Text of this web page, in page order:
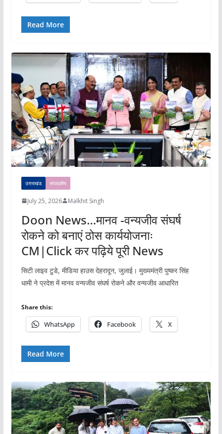
Read More
उत्तराखंड संपादकीय
July 25, 2026 Malkhit Singh
Doon News…मानव -वन्यजीव संघर्ष
रोकने को बनाएं ठोस कार्ययोजनाः
CM|Click कर पढ़िये पूरी News
सिटी लाइव टुडे, मीडिया हाउस देहरादून, जुलाई। मुख्यमंत्री पुष्कर सिंह
धामी ने प्रदेश में मानव वन्यजीव संघर्ष रोकने और वन्यजीव आधारित
Share this:
WhatsApp Facebook X
Read More